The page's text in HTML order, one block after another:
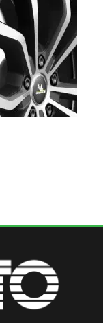
SUV: Đáng